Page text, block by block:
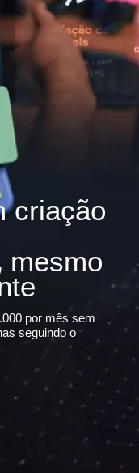
criação
mesmo
por mês sem
seguindo o